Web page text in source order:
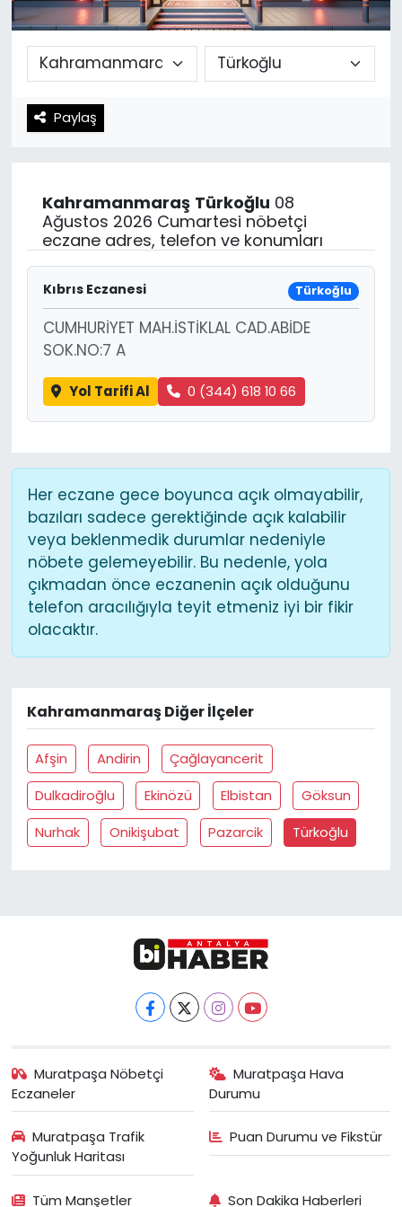
Paylaş
Kahramanmaraş Türkoğlu 08
Ağustos 2026 Cumartesi nöbetçi
eczane adres, telefon ve konumları
Kıbrıs Eczanesi Türkoğlu
CUMHURİYET MAH.İSTİKLAL CAD.ABİDE
SOK.NO:7 A
Yol Tarifi Al 0 (344) 618 10 66
Her eczane gece boyunca açık olmayabilir,
bazıları sadece gerektiğinde açık kalabilir
veya beklenmedik durumlar nedeniyle
nöbete gelemeyebilir. Bu nedenle, yola
çıkmadan önce eczanenin açık olduğunu
telefon aracılığıyla teyit etmeniz iyi bir fikir
olacaktır.
Kahramanmaraş Diğer İlçeler
Afşin Andirin
Çağlayancerit
Dulkadiroğlu
Ekinözü Elbistan
Göksun
Nurhak
Onikişubat Pazarcik Türkoğlu
Muratpaşa Nöbetçi
Eczaneler
Muratpaşa Hava
Durumu
Muratpaşa Trafik
Yoğunluk Haritası
Puan Durumu ve Fikstür
Tüm Manşetler Son Dakika Haberleri
Spor
Teknoloji
Resmi İlanlar
Teknoloji
Yaşam
Künye
İletişim